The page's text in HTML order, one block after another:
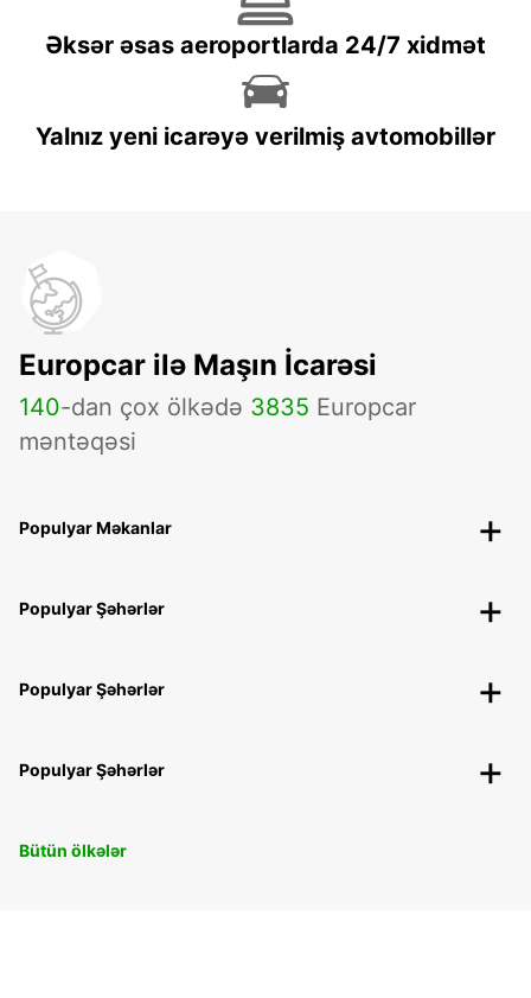
Əksər əsas aeroportlarda 24/7 xidmət
Yalnız yeni icarəyə verilmiş avtomobillər
Europcar ilə Maşın İcarəsi
140-dan çox ölkədə 3835 Europcar
məntəqəsi
Populyar Məkanlar
Populyar Şəhərlər
Populyar Şəhərlər
Populyar Şəhərlər
Bütün ölkələr